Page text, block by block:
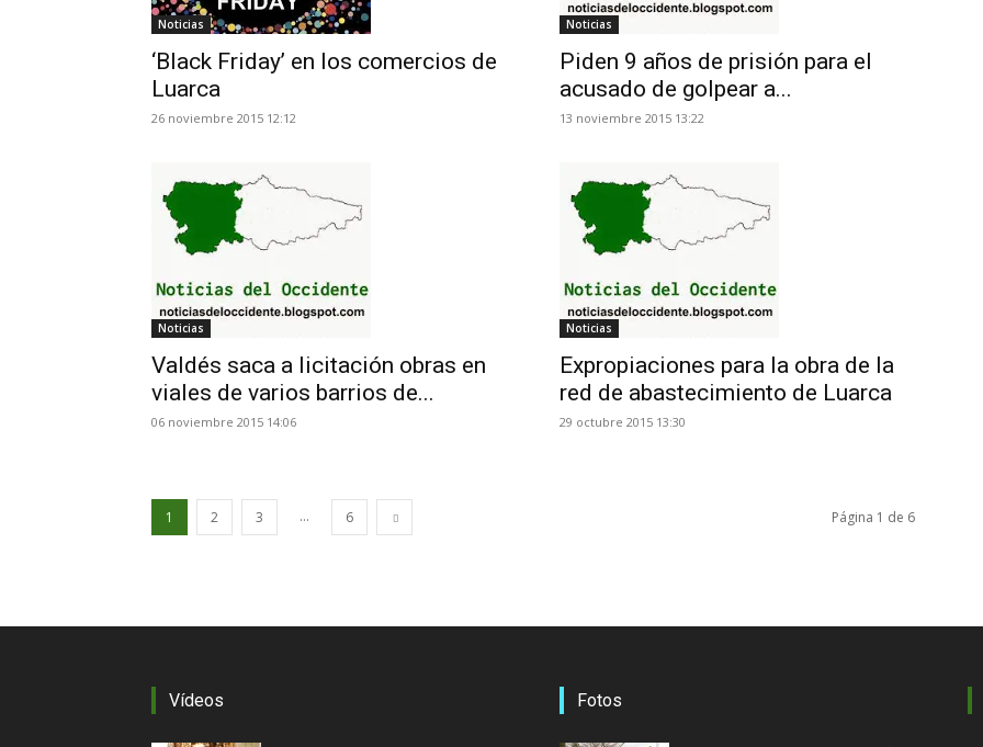
Noticias
‘Black Friday’ en los comercios de
Luarca
26 noviembre 2015 12:12
Noticias
Piden 9 años de prisión para el
acusado de golpear a...
13 noviembre 2015 13:22
Noticias
Valdés saca a licitación obras en
viales de varios barrios de...
06 noviembre 2015 14:06
Noticias
Expropiaciones para la obra de la
red de abastecimiento de Luarca
29 octubre 2015 13:30
1 2 3 ... 6 Página 1 de 6
Vídeos Fotos